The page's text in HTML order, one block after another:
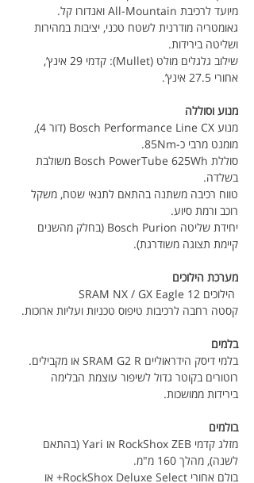
מיועד לרכיבת All-Mountain ואנדורו קל.
גאומטריה מודרנית לשטח טכני, יציבות במהירות
ושליטה בירידות.
שילוב גלגלים מולט (Mullet): קדמי 29 אינץ’,
אחורי 27.5 אינץ’.
מנוע וסוללה
מנוע Bosch Performance Line CX (דור 4),
מומנט מרבי כ-85Nm.
סוללת Bosch PowerTube 625Wh משולבת
בשלדה.
טווח רכיבה משתנה בהתאם לתנאי שטח, משקל
רוכב ורמת סיוע.
יחידת שליטה Bosch Purion (בחלק מהשנים
קיימת תצוגה משודרגת).
מערכת הילוכים
קסטה רחבה לרכיבות טיפוס טכניות ועליות ארוכות.
בלמים
בלמי דיסק הידראוליים SRAM G2 R או מקבילים.
רוטורים בקוטר גדול לשיפור עוצמת הבלימה
בירידות ממושכות.
בולמים
מזלג קדמי RockShox ZEB או Yari (בהתאם
לשנה), מהלך 160 מ"מ.
בולם אחורי RockShox Deluxe Select+ או